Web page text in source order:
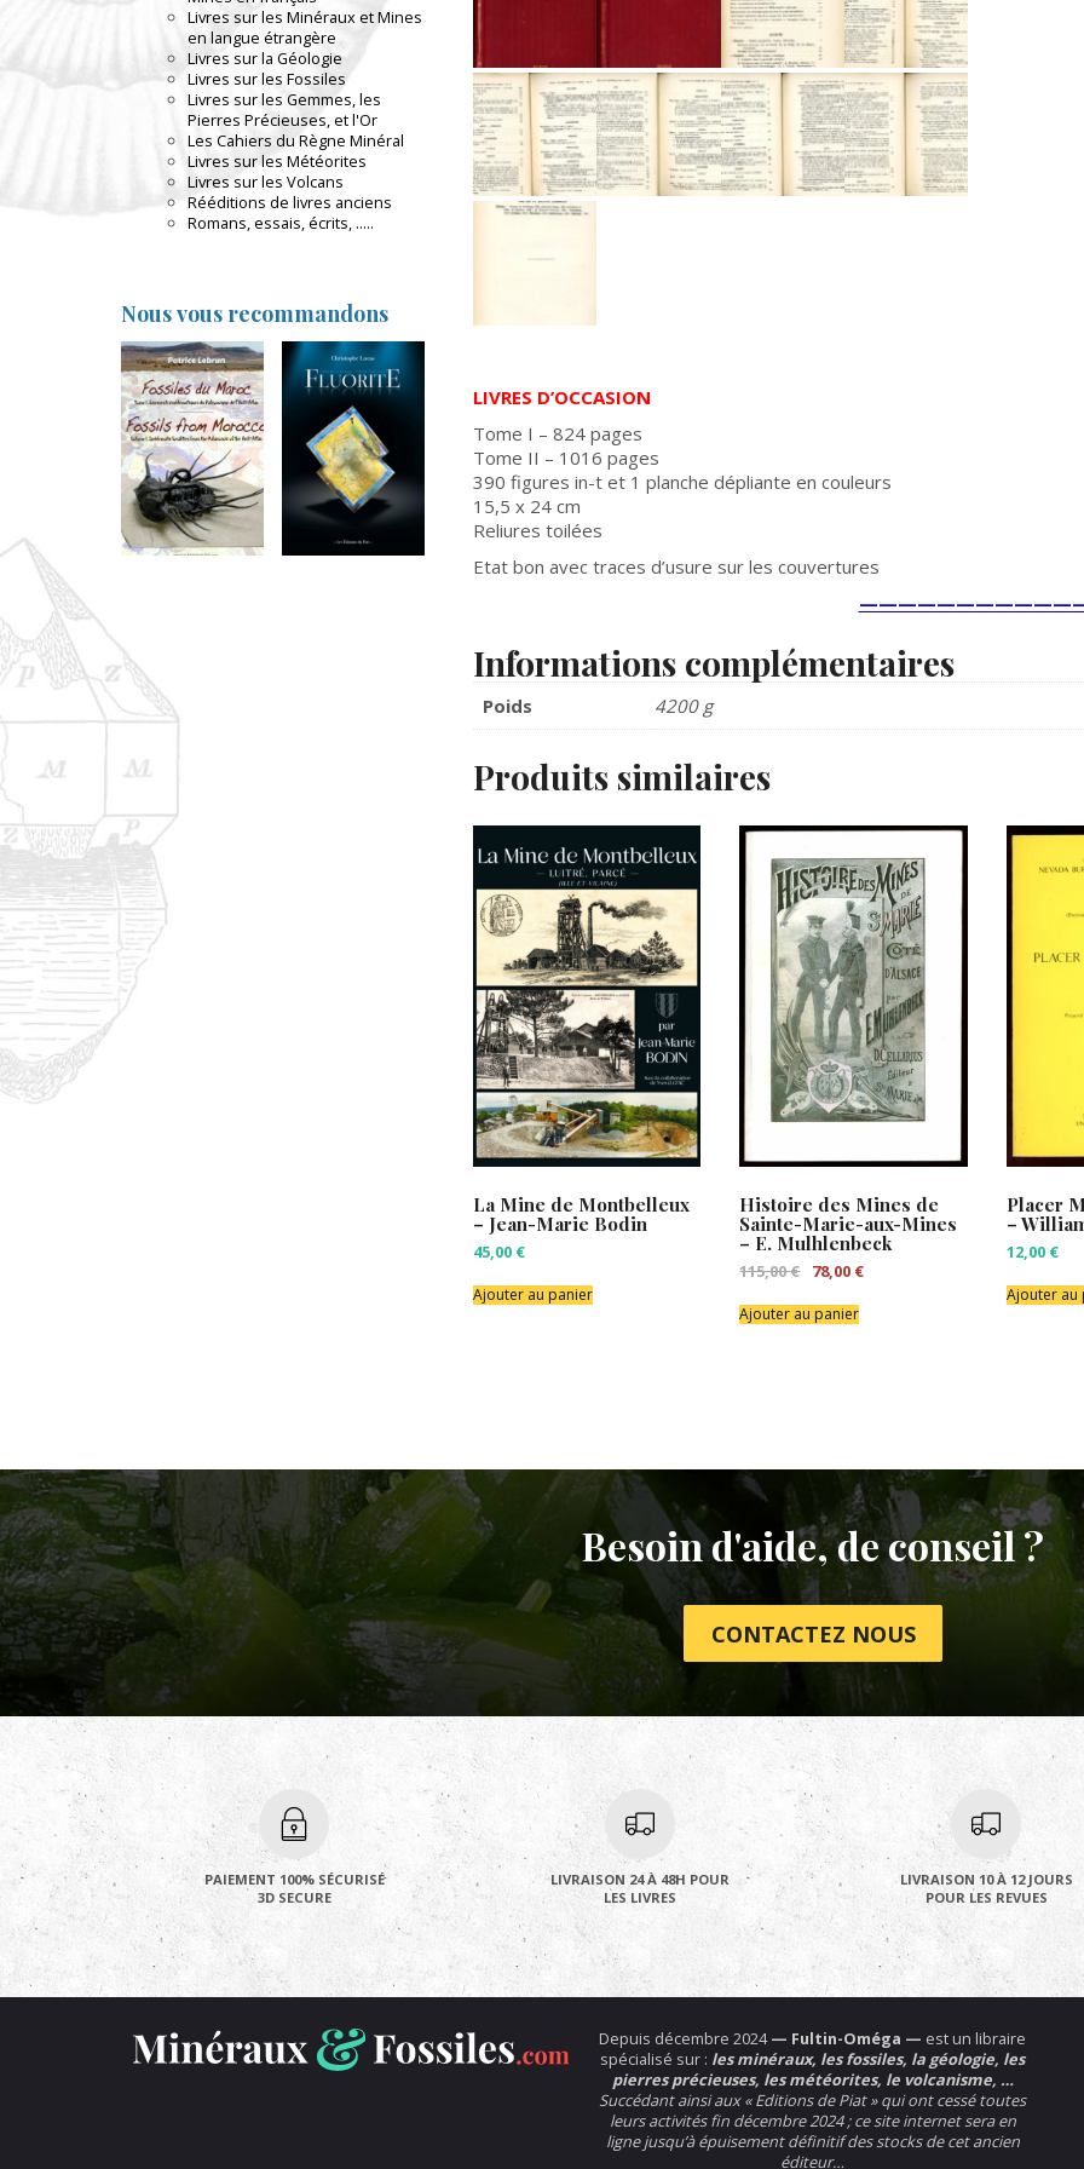
LIVRES D’OCCASION
Tome I – 824 pages
Tome II – 1016 pages
390 figures in-t et 1 planche dépliante en couleurs
15,5 x 24 cm
Reliures toilées
Etat bon avec traces d’usure sur les couvertures
Informations complémentaires
Poids 4200 g
Produits similaires
La Mine de Montbelleux
– Jean-Marie Bodin
45,00 €
Ajouter au panier
Histoire des Mines de
Sainte-Marie-aux-Mines
– E. Mulhlenbeck
115,00€ Le
initial
était :
78,00 €Le
Ajouter au panier
Placer
–
12,00 €
Ajouter au
Livres sur les Minéraux et Mines
en langue étrangère
Livres sur la Géologie
Livres sur les Fossiles
Livres sur les Gemmes, les
Pierres Précieuses, et l'Or
Les Cahiers du Règne Minéral
Livres sur les Météorites
Livres sur les Volcans
Rééditions de livres anciens
Romans, essais, écrits, .....
Nous vous recommandons
Besoin d'aide, de conseil ?
CONTACTEZ NOUS
PAIEMENT 100% SÉCURISÉ
3D SECURE
LIVRAISON 24 À 48H POUR
LES LIVRES
LIVRAISON 10 À 12 JOURS
POUR LES REVUES
Depuis décembre 2024— Fultin-Oméga — est un libraire
spécialisé sur : les minéraux, les fossiles, la géologie, les
pierres précieuses, les météorites, le volcanisme, …
Succédant ainsi aux « Editions de Piat » qui ont cessé toutes
leurs activités fin décembre 2024 ; ce site internet sera en
ligne jusqu’à épuisement définitif des stocks de cet ancien
éditeur…